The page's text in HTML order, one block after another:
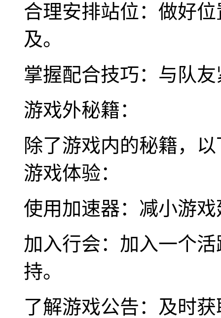
合理安排站位：做好
及。
掌握配合技巧：与队
游戏外秘籍：
除了游戏内的秘籍，
游戏体验：
使用加速器：减小游
加入行会：加入一个
持。
了解游戏公告：及时